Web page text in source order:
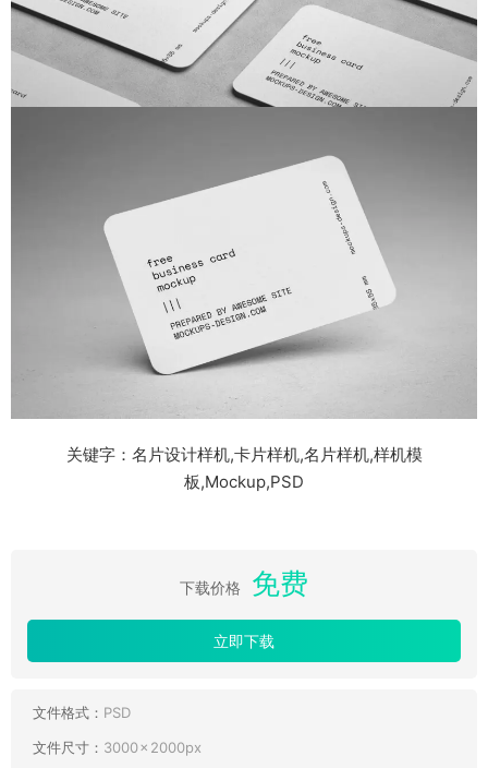
关键字：名片设计样机,卡片样机,名片样机,样机模
板,Mockup,PSD
下载价格 免费
立即下载
文件格式： PSD
文件尺寸： 3000 × 2000px